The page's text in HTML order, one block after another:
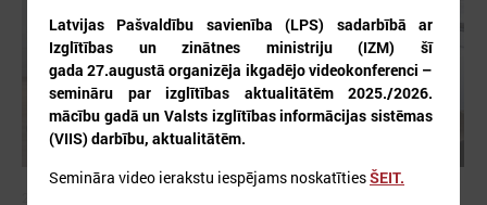
Latvijas Pašvaldību savienība (LPS) sadarbībā ar
Izglītības un zinātnes ministriju (IZM) šī
gada 27.augustā organizēja ikgadējo videokonferenci –
semināru par izglītības aktualitātēm 2025./2026.
mācību gadā un Valsts izglītības informācijas sistēmas
(VIIS) darbību, aktualitātēm.
Semināra video ierakstu iespējams noskatītiesŠEIT.